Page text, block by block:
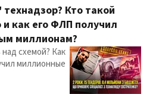
Кто такой
как его ФЛП получил
миллионам?
схемой? Как
миллионные